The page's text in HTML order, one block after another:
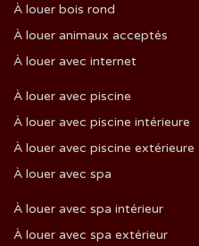
À louer bois rond
À louer animaux acceptés
À louer avec internet
À louer avec piscine
À louer avec piscine intérieure
À louer avec piscine extérieure
À louer avec spa
À louer avec spa intérieur
À louer avec spa extérieur